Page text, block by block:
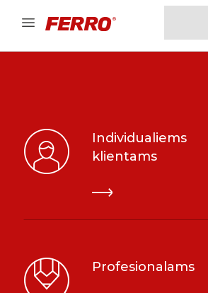
Individualiems
klientams
Profesionalams